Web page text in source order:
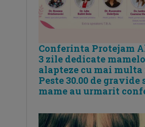
Conferinta Protejam
3 zile dedicate
alapteze cu mai multa
Peste 30.00 de gravide
mame au urmarit